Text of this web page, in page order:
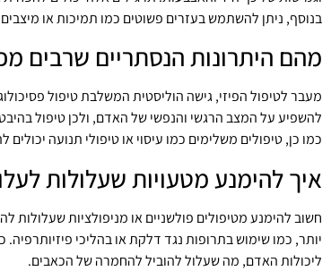
בנוסף, ניתן להשתמש בעזרים פשוטים כמו תמיכות או
מהם היתרונות הנסתריים שרבים
מעבר לטיפול הפיזי, גישה הוליסטית המשלבת טיפול
להשפיע על המצב הרגשי והנפשי של האדם, ולכן טיפול
כמו כן, טיפולים משלימים כמו עיסוי או טיפולי תנועה
איך להימנע מטעויות שעלולות
חשוב להימנע מטיפולים פולשניים או מניפולציות
יותר, כמו שימוש בתרופות נגד דלקת או בהליכי
ליכולות האדם, מה שעלול להוביל להחמרה של הכאבים.